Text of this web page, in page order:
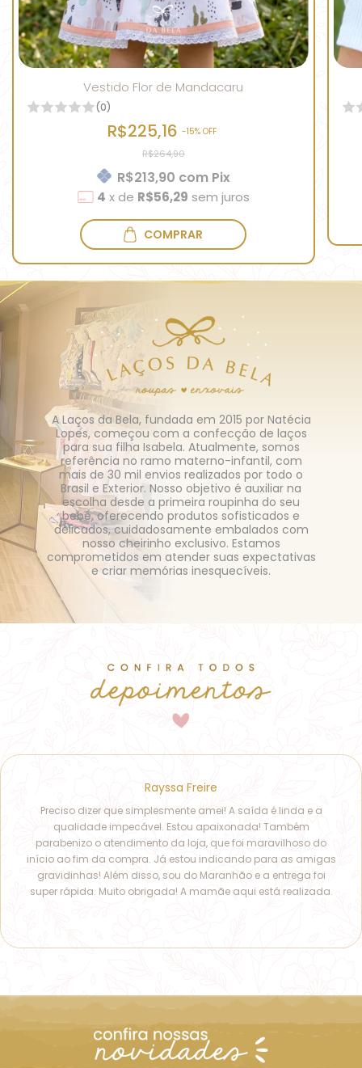
Vestido Flor de Mandacaru
(0)
R$225,16 -15% OFF
R$264,90
R$213,90 com Pix
4 x de R$56,29 sem juros
COMPRAR
A Laços da Bela, fundada em 2015 por Natécia
Lopes, começou com a confecção de laços
para sua filha Isabela. Atualmente, somos
referência no ramo materno-infantil, com
mais de 30 mil envios realizados por todo o
Brasil e Exterior. Nosso objetivo é auxiliar na
escolha desde a primeira roupinha do seu
bebê, oferecendo produtos sofisticados e
delicados, cuidadosamente embalados com
nosso cheirinho exclusivo. Estamos
comprometidos em atender suas expectativas
e criar memórias inesquecíveis.
Rayssa Freire
Preciso dizer que simplesmente amei! A saída é linda e a
qualidade impecável. Estou apaixonada! Também
parabenizo o atendimento da loja, que foi maravilhoso do
início ao fim da compra. Já estou indicando para as amigas
gravidinhas! Além disso, sou do Maranhão e a entrega foi
super rápida. Muito obrigada! A mamãe aqui está realizada.